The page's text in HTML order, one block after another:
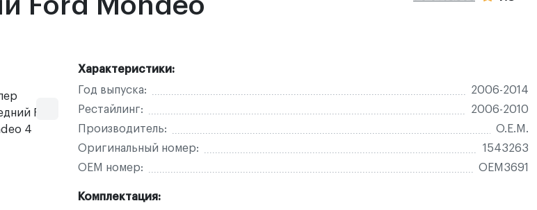
Ford Mondeo
Характеристики:
Год выпуска:
2006-2014
Рестайлинг:
2006-2010
Производитель:
O.E.M.
Оригинальный номер:
1543263
OEM номер:
OEM3691
Комплектация: